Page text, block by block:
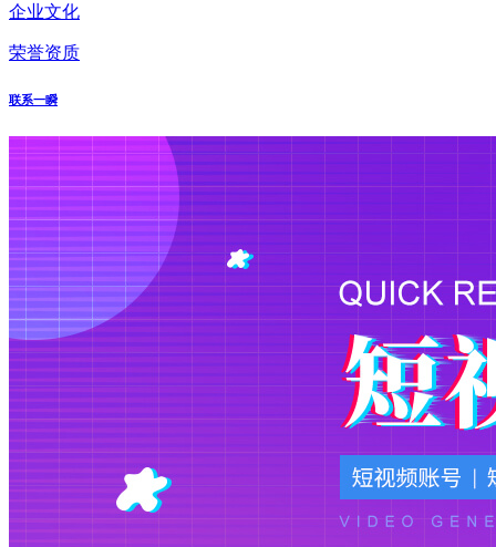
企业文化
荣誉资质
联系一瞬